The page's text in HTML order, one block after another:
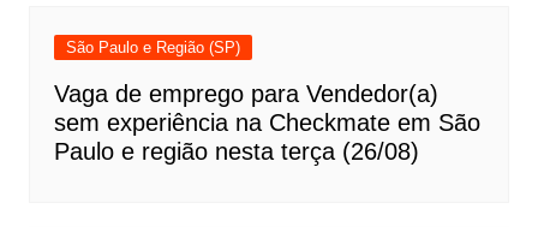
São Paulo e Região (SP)
Vaga de emprego para Vendedor(a)
sem experiência na Checkmate em São
Paulo e região nesta terça (26/08)